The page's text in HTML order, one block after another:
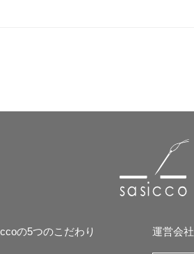
の5つのこだわり 運営会社